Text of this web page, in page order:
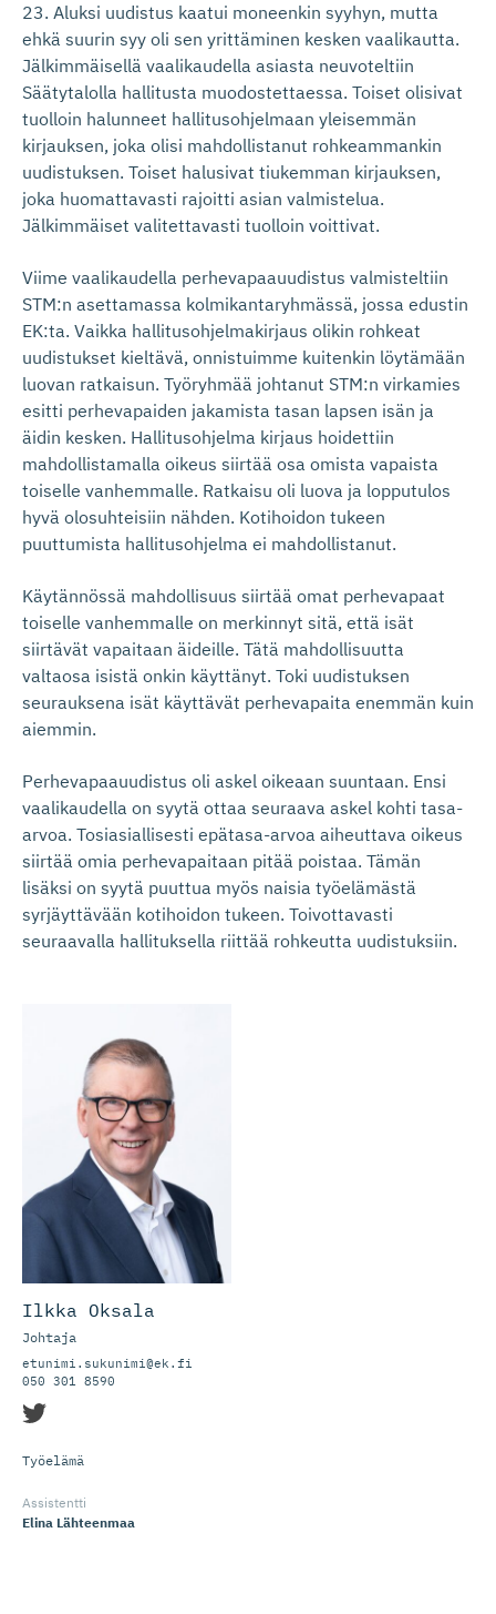
23. Aluksi uudistus kaatui moneenkin syyhyn, mutta
ehkä suurin syy oli sen yrittäminen kesken vaalikautta.
Jälkimmäisellä vaalikaudella asiasta neuvoteltiin
Säätytalolla hallitusta muodostettaessa. Toiset olisivat
tuolloin halunneet hallitusohjelmaan yleisemmän
kirjauksen, joka olisi mahdollistanut rohkeammankin
uudistuksen. Toiset halusivat tiukemman kirjauksen,
joka huomattavasti rajoitti asian valmistelua.
Jälkimmäiset valitettavasti tuolloin voittivat.
Viime vaalikaudella perhevapaauudistus valmisteltiin
STM:n asettamassa kolmikantaryhmässä, jossa edustin
EK:ta. Vaikka hallitusohjelmakirjaus olikin rohkeat
uudistukset kieltävä, onnistuimme kuitenkin löytämään
luovan ratkaisun. Työryhmää johtanut STM:n virkamies
esitti perhevapaiden jakamista tasan lapsen isän ja
äidin kesken. Hallitusohjelma kirjaus hoidettiin
mahdollistamalla oikeus siirtää osa omista vapaista
toiselle vanhemmalle. Ratkaisu oli luova ja lopputulos
hyvä olosuhteisiin nähden. Kotihoidon tukeen
puuttumista hallitusohjelma ei mahdollistanut.
Käytännössä mahdollisuus siirtää omat perhevapaat
toiselle vanhemmalle on merkinnyt sitä, että isät
siirtävät vapaitaan äideille. Tätä mahdollisuutta
valtaosa isistä onkin käyttänyt. Toki uudistuksen
seurauksena isät käyttävät perhevapaita enemmän kuin
aiemmin.
Perhevapaauudistus oli askel oikeaan suuntaan. Ensi
vaalikaudella on syytä ottaa seuraava askel kohti tasa-
arvoa. Tosiasiallisesti epätasa-arvoa aiheuttava oikeus
siirtää omia perhevapaitaan pitää poistaa. Tämän
lisäksi on syytä puuttua myös naisia työelämästä
syrjäyttävään kotihoidon tukeen. Toivottavasti
seuraavalla hallituksella riittää rohkeutta uudistuksiin.
Ilkka Oksala
Johtaja
etunimi.sukunimi@ek.fi
050 301 8590
Työelämä
Assistentti
Elina Lähteenmaa